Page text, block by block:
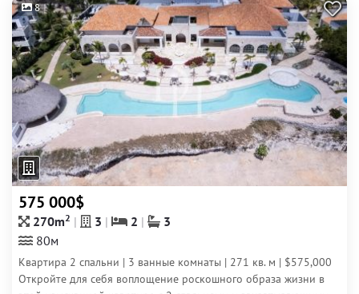
8
575 000$
270m2 3 2
3
80м
Квартира 2 спальни | 3 ванные комнаты | 271 кв. м | $575,000
Откройте для себя воплощение роскошного образа жизни в